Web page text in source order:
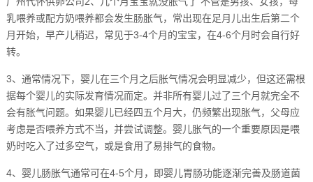
乳喂养或配方奶喂养都会发生肠胀气，常出现在足月儿出生后第二个
月开始，早产儿稍迟，常见于3-4个月的宝宝，在4-6个月时会自行好
转。
3、通常情况下，婴儿在三个月之后胀气情况会明显减少，但这还需根
据每个婴儿的实际发育情况而定。并非所有婴儿过了三个月就完全不
会有胀气问题。如果婴儿已经四五个月大，仍频繁出现胀气，父母应
考虑是否喂养方式不当，并尝试调整。婴儿胀气的一个重要原因是喂
奶时吃入了过多空气，或是食用了易排气的食物。
4、婴儿肠胀气通常可在4-5个月，即婴儿胃肠功能逐渐完善及肠道菌